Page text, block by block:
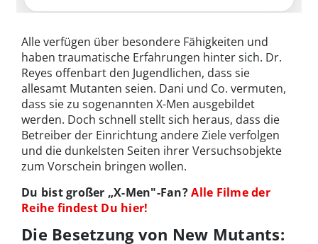
Alle verfügen über besondere Fähigkeiten und
haben traumatische Erfahrungen hinter sich. Dr.
Reyes offenbart den Jugendlichen, dass sie
allesamt Mutanten seien. Dani und Co. vermuten,
dass sie zu sogenannten X-Men ausgebildet
werden. Doch schnell stellt sich heraus, dass die
Betreiber der Einrichtung andere Ziele verfolgen
und die dunkelsten Seiten ihrer Versuchsobjekte
zum Vorschein bringen wollen.
Du bist großer „X-Men"-Fan?Alle Filme der
Reihe findest Du hier!
Die Besetzung von New Mutants: